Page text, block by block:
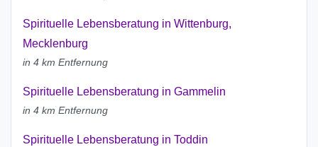
Spirituelle Lebensberatung in Wittenburg,
Mecklenburg
in 4 km Entfernung
Spirituelle Lebensberatung in Gammelin
in 4 km Entfernung
Spirituelle Lebensberatung in Toddin